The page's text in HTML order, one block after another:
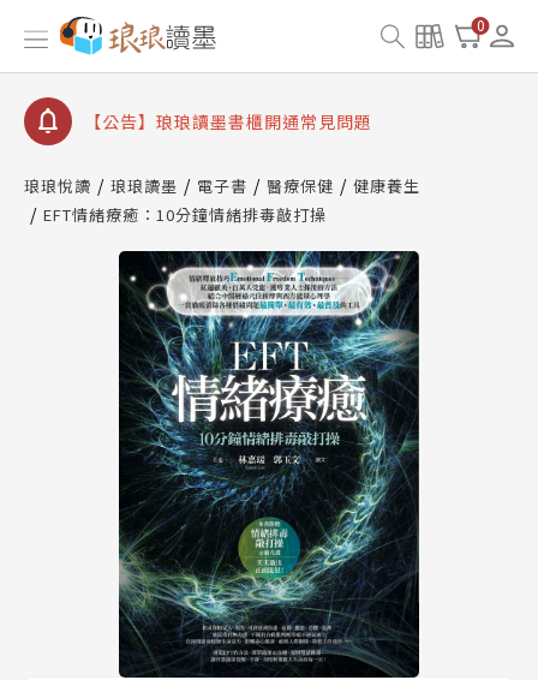
0
【公告】琅琅讀墨數位閱讀資產合併與書櫃開通申請
【公告】琅琅讀墨書櫃開通常見問題
【公告】琅琅讀墨 3 分鐘完成書櫃開通與資產合併申
請圖文教學
查詢
【公告】琅琅讀墨數位閱讀資產合併與書櫃開通申請
琅琅悅讀 琅琅讀墨 電子書 醫療保健
健康養生
EFT情緒療癒：10分鐘情緒排毒敲打操